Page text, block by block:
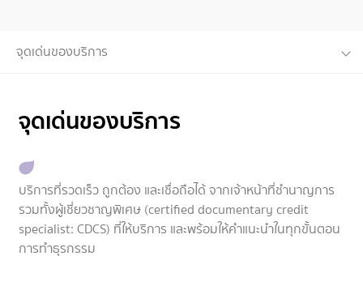
จุดเด่นของบริการ
จุดเด่นของบริการ
บริการที่รวดเร็ว ถูกต้อง และเชื่อถือได้ จากเจ้าหน้าที่ชำนาญการ
รวมทั้งผู้เชี่ยวชาญพิเศษ (certified documentary credit
specialist: CDCS) ที่ให้บริการ และพร้อมให้คำแนะนำในทุกขั้นตอน
การทำธุรกรรม